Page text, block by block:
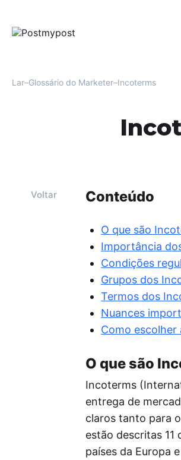
Lar Glossário do Marketer Incoterms
Voltar Conteúdo
O que são
Importância
Condições
Grupos dos
Termos dos
Nuances
Como
O que são
Incoterms
entrega de
claros tanto para
estão descritas 11
países da Europa